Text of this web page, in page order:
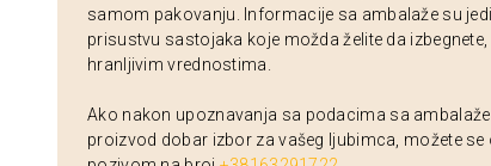
samom pakovanju. Informacije sa ambalaže su
prisustvu sastojaka koje možda želite da
hranljivim vrednostima.
Ako nakon upoznavanja sa podacima sa
proizvod dobar izbor za vašeg ljubimca, možete se